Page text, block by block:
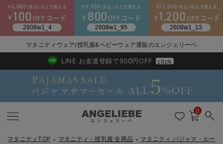
マタニティウェア/授乳服&ベビーウェア通販のエンジェリーベ
2026/NewArrival
送料495円(一部地域を除く) 7,700円以上で送料無料
LINE お友達登録で500円OFF click
0
マタニティTOP ＞ マタニティ・授乳服 全商品 ＞ マタニティ パジャマ・ルーム